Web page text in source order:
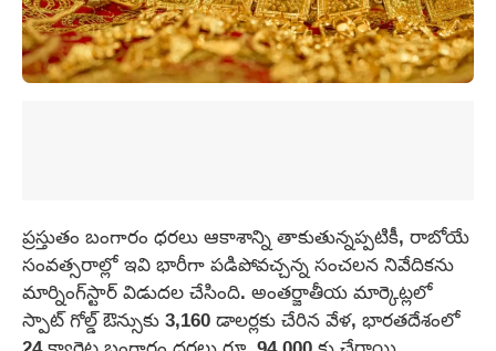
ప్రస్తుతం బంగారం ధరలు ఆకాశాన్ని తాకుతున్నప్పటికీ, రాబోయే
సంవత్సరాల్లో ఇవి భారీగా పడిపోవచ్చన్న సంచలన నివేదికను
మార్నింగ్‌స్టార్ విడుదల చేసింది. అంతర్జాతీయ మార్కెట్లలో
స్పాట్ గోల్డ్ ఔన్సుకు 3,160 డాలర్లకు చేరిన వేళ, భారతదేశంలో